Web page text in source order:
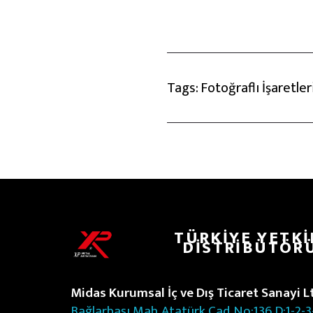
Tags:Fotoğraflı
TÜRKIYE
Midas Kurumsal İç ve Dış Ticaret Sanayi